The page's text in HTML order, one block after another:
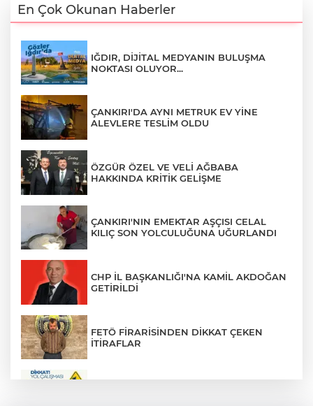
En Çok Okunan Haberler
IĞDIR, DİJİTAL MEDYANIN BULUŞMA
NOKTASI OLUYOR...
ÇANKIRI'DA AYNI METRUK EV YİNE
ALEVLERE TESLİM OLDU
ÖZGÜR ÖZEL VE VELİ AĞBABA
HAKKINDA KRİTİK GELİŞME
ÇANKIRI'NIN EMEKTAR AŞÇISI CELAL
KILIÇ SON YOLCULUĞUNA UĞURLANDI
CHP İL BAŞKANLIĞI'NA KAMİL AKDOĞAN
GETİRİLDİ
FETÖ FİRARİSİNDEN DİKKAT ÇEKEN
İTİRAFLAR